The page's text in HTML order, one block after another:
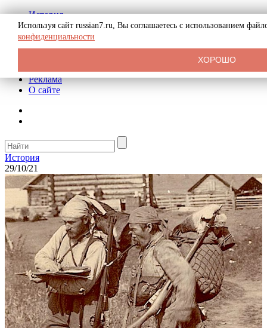
История
Биография
Криминал
СССР
Реклама
О сайте
История
29/10/21
Используя сайт russian7.ru, Вы соглашаетесь с использованием
конфиденциальности
ХОРОШО